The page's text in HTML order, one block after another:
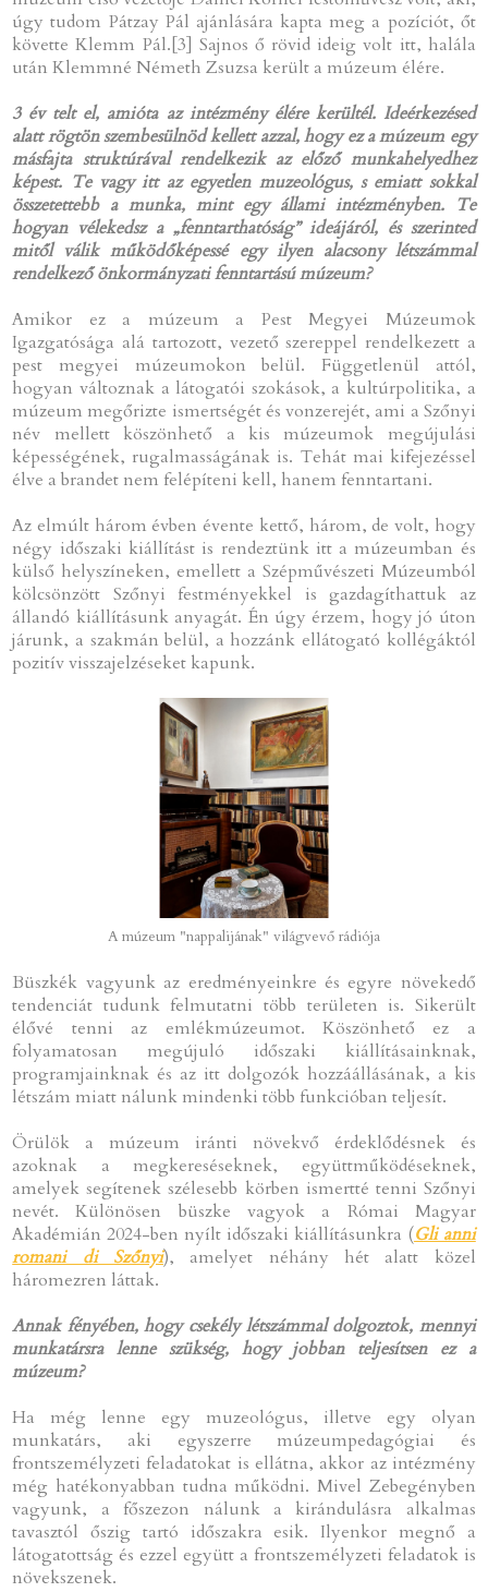
úgy tudom Pátzay Pál ajánlására kapta meg a pozíciót, őt
követte Klemm Pál.[3] Sajnos ő rövid ideig volt itt, halála
után Klemmné Németh Zsuzsa került a múzeum élére.
3 év telt el, amióta az intézmény élére kerültél. Ideérkezésed
alatt rögtön szembesülnöd kellett azzal, hogy ez a múzeum egy
másfajta struktúrával rendelkezik az előző munkahelyedhez
képest. Te vagy itt az egyetlen muzeológus, s emiatt sokkal
összetettebb a munka, mint egy állami intézményben. Te
hogyan vélekedsz a „fenntarthatóság” ideájáról, és szerinted
mitől válik működőképessé egy ilyen alacsony létszámmal
rendelkező önkormányzati fenntartású múzeum?
Amikor ez a múzeum a Pest Megyei Múzeumok
Igazgatósága alá tartozott, vezető szereppel rendelkezett a
pest megyei múzeumokon belül. Függetlenül attól,
hogyan változnak a látogatói szokások, a kultúrpolitika, a
múzeum megőrizte ismertségét és vonzerejét, ami a Szőnyi
név mellett köszönhető a kis múzeumok megújulási
képességének, rugalmasságának is. Tehát mai kifejezéssel
élve a brandet nem felépíteni kell, hanem fenntartani.
Az elmúlt három évben évente kettő, három, de volt, hogy
négy időszaki kiállítást is rendeztünk itt a múzeumban és
külső helyszíneken, emellett a Szépművészeti Múzeumból
kölcsönzött Szőnyi festményekkel is gazdagíthattuk az
állandó kiállításunk anyagát. Én úgy érzem, hogy jó úton
járunk, a szakmán belül, a hozzánk ellátogató kollégáktól
pozitív visszajelzéseket kapunk.
A múzeum "nappalijának" világvevő rádiója
Büszkék vagyunk az eredményeinkre és egyre növekedő
tendenciát tudunk felmutatni több területen is. Sikerült
élővé tenni az emlékmúzeumot. Köszönhető ez a
folyamatosan megújuló időszaki kiállításainknak,
programjainknak és az itt dolgozók hozzáállásának, a kis
létszám miatt nálunk mindenki több funkcióban teljesít.
Örülök a múzeum iránti növekvő érdeklődésnek és
azoknak a megkereséseknek, együttműködéseknek,
amelyek segítenek szélesebb körben ismertté tenni Szőnyi
nevét. Különösen büszke vagyok a Római Magyar
Akadémián 2024-ben nyílt időszaki kiállításunkra (Gli anni
romani di Szőnyi), amelyet néhány hét alatt közel
háromezren láttak.
Annak fényében, hogy csekély létszámmal dolgoztok, mennyi
munkatársra lenne szükség, hogy jobban teljesítsen ez a
múzeum?
Ha még lenne egy muzeológus, illetve egy olyan
munkatárs, aki egyszerre múzeumpedagógiai és
frontszemélyzeti feladatokat is ellátna, akkor az intézmény
még hatékonyabban tudna működni. Mivel Zebegényben
vagyunk, a főszezon nálunk a kirándulásra alkalmas
tavasztól őszig tartó időszakra esik. Ilyenkor megnő a
látogatottság és ezzel együtt a frontszemélyzeti feladatok is
növekszenek.